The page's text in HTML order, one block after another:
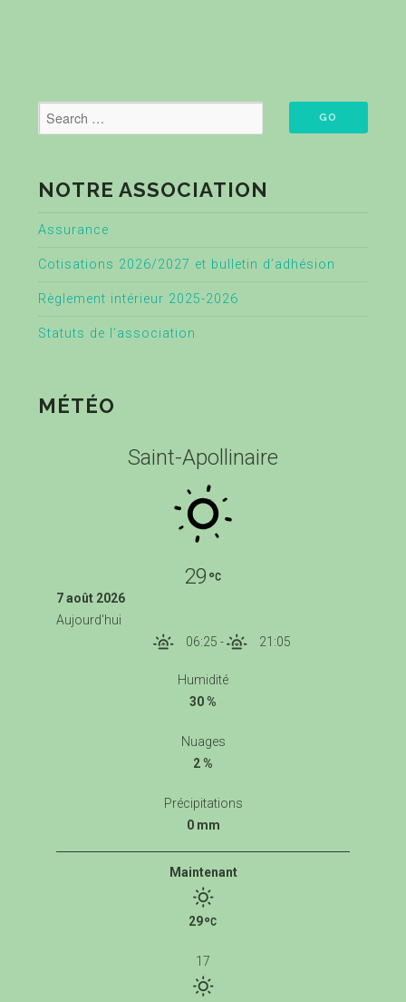
NOTRE ASSOCIATION
Assurance
Cotisations 2026/2027 et bulletin d’adhésion
Règlement intérieur 2025-2026
Statuts de l’association
MÉTÉO
Saint-Apollinaire
29
7 août 2026
Aujourd'hui
06:25 - 21:05
Humidité
30 %
Nuages
2 %
Précipitations
0 mm
Maintenant
29
17